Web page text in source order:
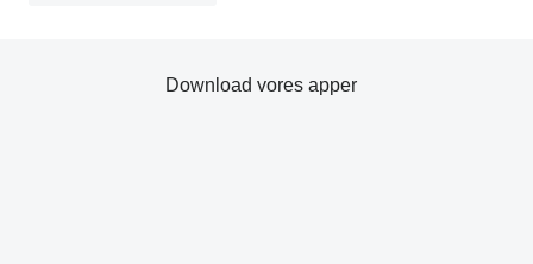
Download vores apper